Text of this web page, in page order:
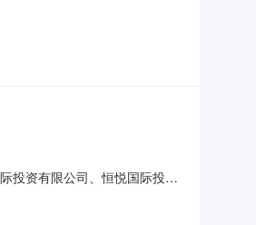
样本的
投资有限公司、恒悦国际投资
寨）国际有限公司、岚峰